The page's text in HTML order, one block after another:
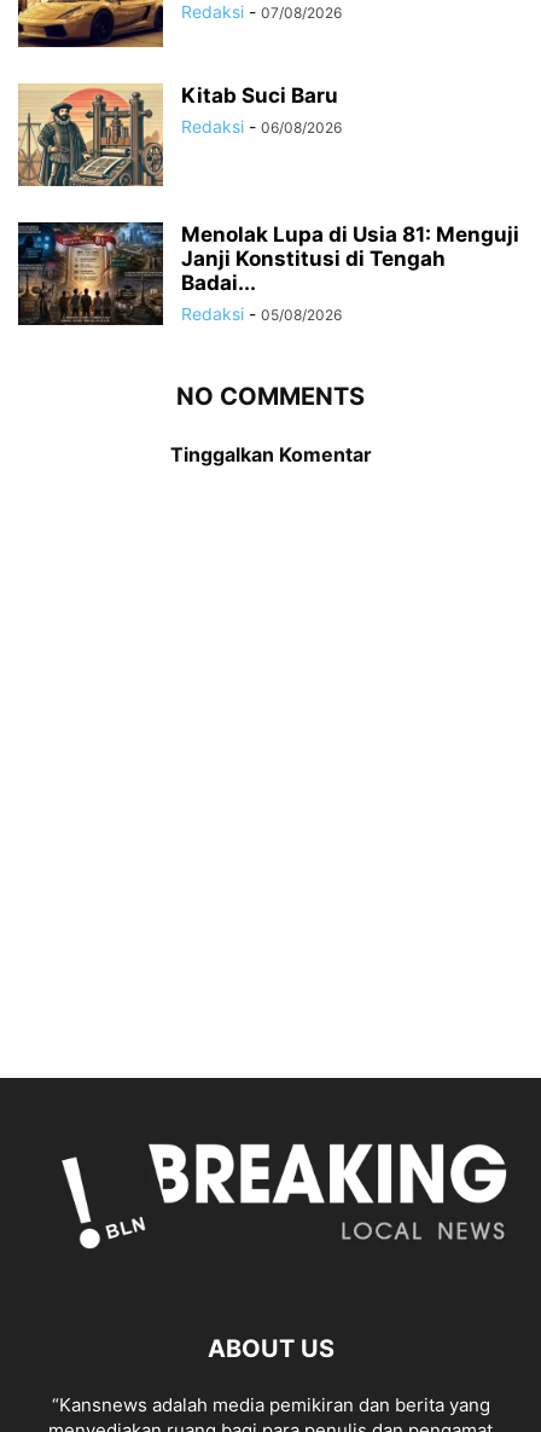
Redaksi - 07/08/2026
Kitab Suci Baru
Redaksi - 06/08/2026
Menolak Lupa di Usia 81: Menguji
Janji Konstitusi di Tengah
Badai...
Redaksi - 05/08/2026
NO COMMENTS
Tinggalkan Komentar
ABOUT US
“Kansnews adalah media pemikiran dan berita yang